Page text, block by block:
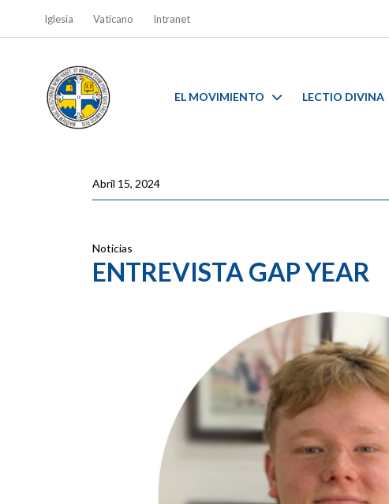
Iglesia Vaticano Intranet
EL MOVIMIENTO LECTIO DIVINA
Abril 15, 2024
Noticias
ENTREVISTA GAP YEAR